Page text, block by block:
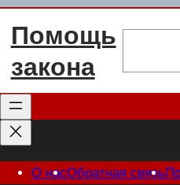
Перейти
Помощь
закона
О насОбратная связь